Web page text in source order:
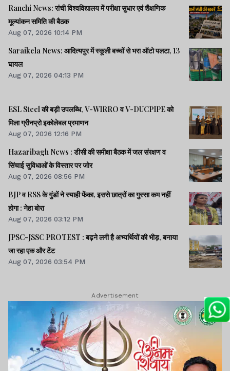
Ranchi News: रांची विश्वविद्यालय में परीक्षा सुधार एवं शैक्षणिक
मूल्यांकन समिति की बैठक
Aug 07, 2026 10:14 PM
Saraikela News: आदित्यपुर में स्कूली बच्चों से भरा ऑटो पलटा, 13
घायल
Aug 07, 2026 04:13 PM
ESL Steel की बड़ी उपलब्धि, V-WIRRO व V-DUCPIPE को
मिला ग्रीनप्रो इकोलेबल प्रमाणन
Aug 07, 2026 12:16 PM
Hazaribagh News : डीसी की समीक्षा बैठक में जल संरक्षण व
सिंचाई सुविधाओं के विस्तार पर जोर
Aug 07, 2026 08:56 PM
BJP व RSS के गुंडों ने स्याही फेंका, इससे छात्रों का गुस्सा कम नहीं
होगा : नेहा बोरा
Aug 07, 2026 03:12 PM
JPSC-JSSC PROTEST : बढ़ने लगी है अभ्यर्थियों की भीड़, बनाया
जा रहा एक और टेंट
Aug 07, 2026 03:54 PM
Advertisement